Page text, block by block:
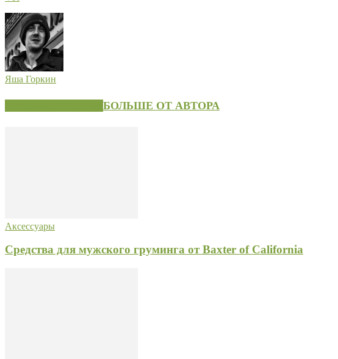
Яша Горкин
БОЛЬШЕ ОТ АВТОРА
Аксессуары
Средства для мужского груминга от Baxter of California